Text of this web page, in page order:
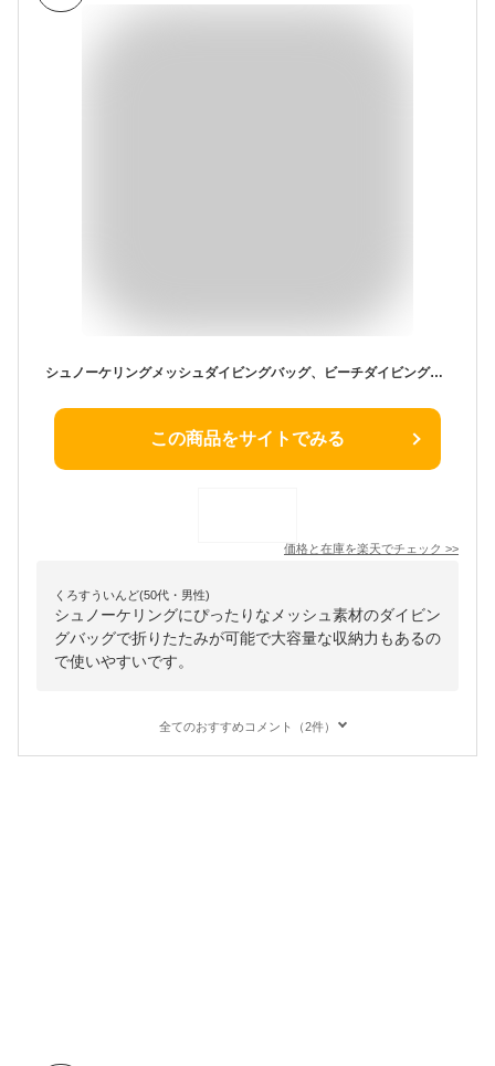
シュノーケリングメッシュダイビングバッグ、ビーチダイビングバッグ - スキューバダイビング用バッグ,シリンダー付き特大折りたたみ多目的バッグ、シュノーケリング、スピアフィッシング、フリーダイビング用の防水ポータブルメッシュバッグ)
この商品をサイトでみる
価格と在庫を楽天でチェック >>
くろすういんど(50代・男性)
シュノーケリングにぴったりなメッシュ素材のダイビン
グバッグで折りたたみが可能で大容量な収納力もあるの
で使いやすいです。
全てのおすすめコメント（2件）